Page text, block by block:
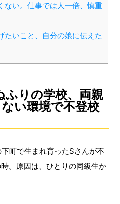
ない。仕事では人一倍、慎重
たいこと、自分の娘に伝えた
ふりの学校、両親
い環境で不登校
町で生まれ育ったSさんが不
。原因は、ひとりの同級生か